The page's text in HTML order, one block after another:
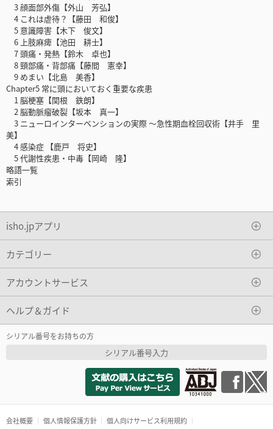
3 顔面部外傷【外山 芳弘】
4 これは虐待？【藤田 和俊】
5 意識障害【木下 俊文】
6 上肢麻痺【池田 耕士】
7 頭痛・発熱【鈴木 卓也】
8 頸部痛・背部痛【藤間 憲幸】
9 めまい【北島 美香】
Chapter5 常に頭においておく重要な疾患
1 脳梗塞【関根 鉄朗】
2 脳動脈瘤破裂【坂本 真一】
3 ニューロインターベンションの実際 ～急性期血栓回収術【井手 里
美】
4 感染症 【鹿戸 将史】
5 代謝性疾患・中毒【岡崎 隆】
略語一覧
索引
isho.jpアプリ
カテゴリー
アカウントサービス
ヘルプ＆ガイド
シリアル番号をお持ちの方
シリアル番号入力
会社概要 個人情報保護方針 個人向けサービス利用規約